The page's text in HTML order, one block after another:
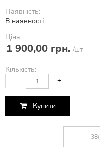
Наявність:
В наявності
Ціна :
1 900,00 грн. /шт
Кількість:
- +
Купити